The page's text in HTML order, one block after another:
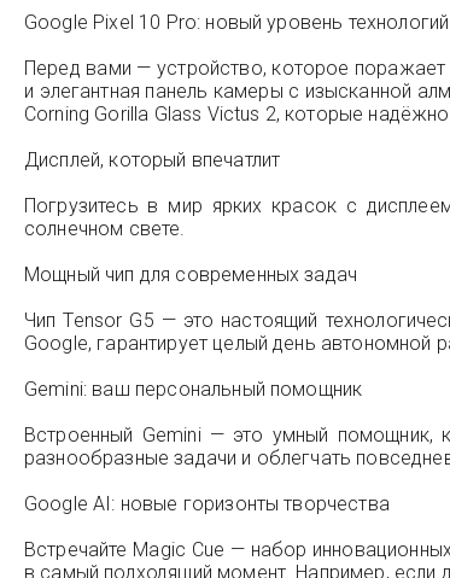
Google Pixel 10 Pro: новый уровень
Перед вами — устройство, которое
и элегантная панель камеры с изысканной
Corning Gorilla Glass Victus 2, которые
Дисплей, который впечатлит
Погрузитесь в мир ярких красок с
солнечном свете.
Мощный чип для современных задач
Чип Tensor G5 — это настоящий
Google, гарантирует целый день
Gemini: ваш персональный помощник
Встроенный Gemini — это умный
разнообразные задачи и облегчать
Google AI: новые горизонты творчества
Встречайте Magic Cue — набор
в самый подходящий момент. Например, если